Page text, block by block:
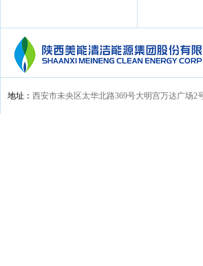
地址： 西安市未央区太华北路369号大明宫万达广场2